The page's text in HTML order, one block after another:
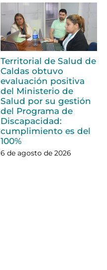
Territorial de Salud de
Caldas obtuvo
evaluación positiva
del Ministerio de
Salud por su gestión
del Programa de
Discapacidad:
cumplimiento es del
100%
6 de agosto de 2026